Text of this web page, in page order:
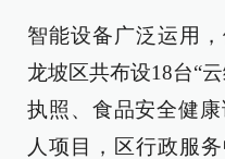
智能设备广泛运用
龙坡区共布设18台“
执照、食品安全健
人项目，区行政服